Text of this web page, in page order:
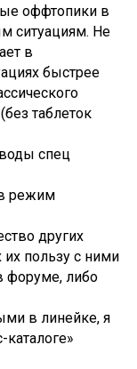
оффтопики в
ситуациям. Не
в
быстрее
таблеток
спец
режим
других
пользу с ними
форуме, либо
в линейке, я